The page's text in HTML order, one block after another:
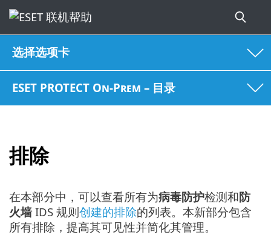
选择选项卡
ESET PROTECT On-Prem – 目录
排除
在本部分中，可以查看所有为病毒防护检测和防
火墙IDS 规则创建的排除的列表。本新部分包含
所有排除，提高其可见性并简化其管理。